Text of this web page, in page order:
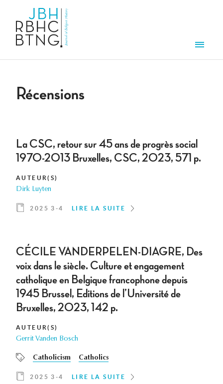
Récensions
La CSC, retour sur 45 ans de progrès social
1970-2013 Bruxelles, CSC, 2023, 571 p.
AUTEUR(S)
Dirk Luyten
2025 3-4 LIRE LA SUITE
CÉCILE VANDERPELEN-DIAGRE, Des
voix dans le siècle. Culture et engagement
catholique en Belgique francophone depuis
1945 Brussel, Editions de l’Université de
Bruxelles, 2023, 142 p.
AUTEUR(S)
Gerrit Vanden Bosch
Catholicism Catholics
2025 3-4 LIRE LA SUITE